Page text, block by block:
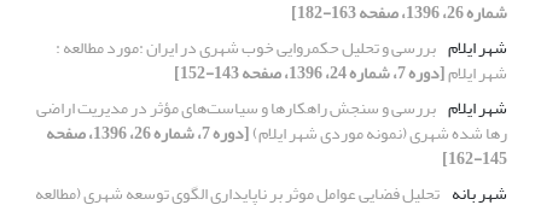
شماره 26، 1396، صفحه 163-182]
شهر ایلام بررسی و تحلیل حکمروایی خوب شهری در ایران :مورد مطالعه :
شهر ایلام[دوره 7، شماره 24، 1396، صفحه 143-152]
شهر ایلام بررسی و سنجش راهکارها و سیاست‌های مؤثر در مدیریت اراضی
رها شده شهری (نمونه موردی شهر ایلام) [دوره 7، شماره 26، 1396، صفحه
145-162]
شهر بانه تحلیل فضایی عوامل موثر بر ناپایداری الگوی توسعه شهری (مطالعه